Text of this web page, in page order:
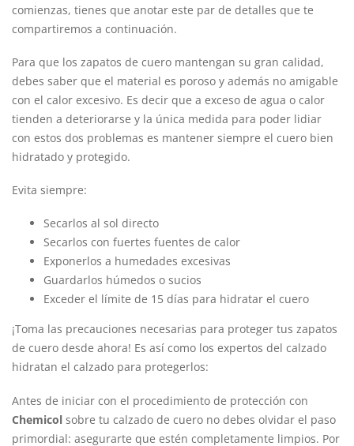
comienzas, tienes que anotar este par de detalles que te
compartiremos a continuación.
Para que los zapatos de cuero mantengan su gran calidad,
debes saber que el material es poroso y además no amigable
con el calor excesivo. Es decir que a exceso de agua o calor
tienden a deteriorarse y la única medida para poder lidiar
con estos dos problemas es mantener siempre el cuero bien
hidratado y protegido.
Evita siempre:
Secarlos al sol directo
Secarlos con fuertes fuentes de calor
Exponerlos a humedades excesivas
Guardarlos húmedos o sucios
Exceder el límite de 15 días para hidratar el cuero
¡Toma las precauciones necesarias para proteger tus zapatos
de cuero desde ahora! Es así como los expertos del calzado
hidratan el calzado para protegerlos:
Antes de iniciar con el procedimiento de protección con
Chemicol sobre tu calzado de cuero no debes olvidar el paso
primordial: asegurarte que estén completamente limpios. Por